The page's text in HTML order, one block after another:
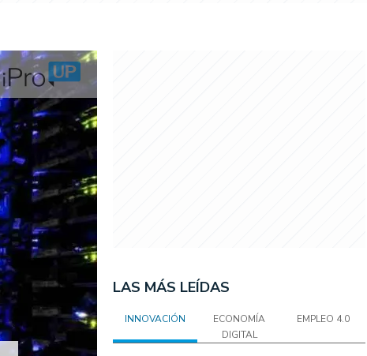
LAS MÁS LEÍDAS
INNOVACIÓN
ECONOMÍA
DIGITAL
EMPLEO 4.0